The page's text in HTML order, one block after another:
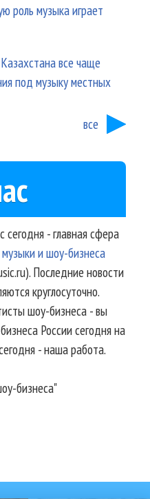
роль музыка играет
все чаще
под музыку местных
все
- главная сфера
и шоу-бизнеса
Последние новости
круглосуточно.
шоу-бизнеса - вы
России сегодня на
- наша работа.
бизнеса"